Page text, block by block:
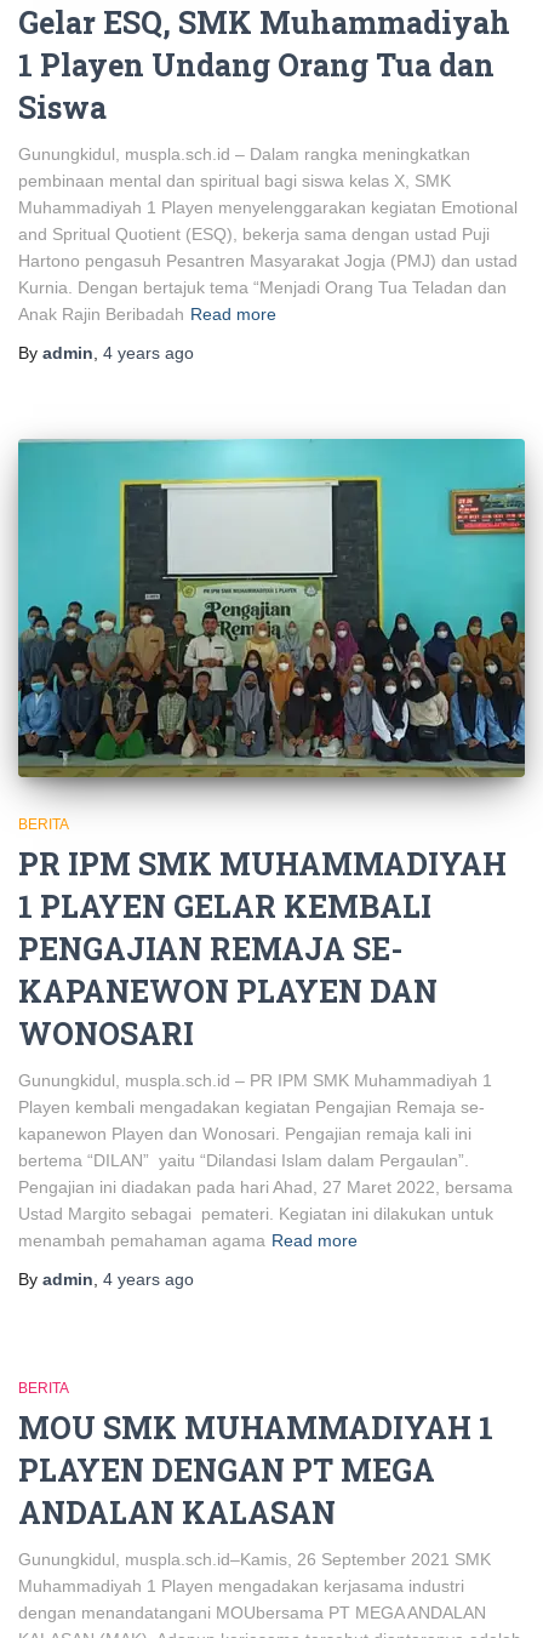
Gelar ESQ, SMK Muhammadiyah
1 Playen Undang Orang Tua dan
Siswa
Gunungkidul, muspla.sch.id – Dalam rangka meningkatkan
pembinaan mental dan spiritual bagi siswa kelas X, SMK
Muhammadiyah 1 Playen menyelenggarakan kegiatan Emotional
and Spritual Quotient (ESQ), bekerja sama dengan ustad Puji
Hartono pengasuh Pesantren Masyarakat Jogja (PMJ) dan ustad
Kurnia. Dengan bertajuk tema “Menjadi Orang Tua Teladan dan
Anak Rajin Beribadah Read more
By admin 4 years ago
BERITA
PR IPM SMK MUHAMMADIYAH
1 PLAYEN GELAR KEMBALI
PENGAJIAN REMAJA SE-
KAPANEWON PLAYEN DAN
WONOSARI
Gunungkidul, muspla.sch.id – PR IPM SMK Muhammadiyah 1
Playen kembali mengadakan kegiatan Pengajian Remaja se-
kapanewon Playen dan Wonosari. Pengajian remaja kali ini
bertema “DILAN” yaitu “Dilandasi Islam dalam Pergaulan”.
Pengajian ini diadakan pada hari Ahad, 27 Maret 2022, bersama
Ustad Margito sebagai pemateri. Kegiatan ini dilakukan untuk
menambah pemahaman agama Read more
By admin 4 years ago
BERITA
MOU SMK MUHAMMADIYAH 1
PLAYEN DENGAN PT MEGA
ANDALAN KALASAN
Gunungkidul, muspla.sch.id–Kamis, 26 September 2021 SMK
Muhammadiyah 1 Playen mengadakan kerjasama industri
dengan menandatangani MOUbersama PT MEGA ANDALAN